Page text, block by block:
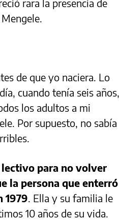
rara la presencia de
de que yo naciera. Lo
cuando tenía seis años,
los adultos a mi
Por supuesto, no sabía
para no volver
la persona que enterró
1979. Ella y su familia le
10 años de su vida.